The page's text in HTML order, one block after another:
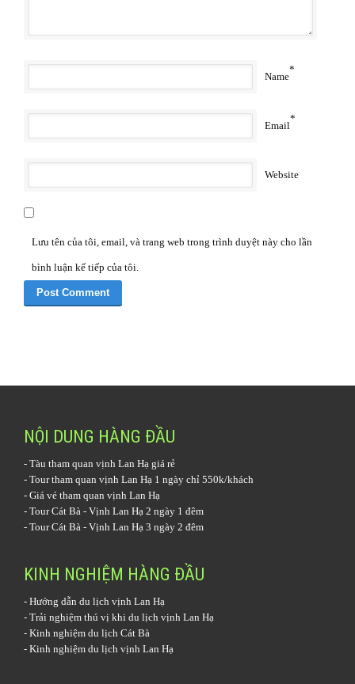
Name
*
Email
*
Website
Lưu tên của tôi, email, và trang web trong trình duyệt này cho lần
bình luận kế tiếp của tôi.
NỘI DUNG HÀNG ĐẦU
- Tàu tham quan vịnh Lan Hạ giá rẻ
- Tour tham quan vịnh Lan Hạ 1 ngày chỉ 550k/khách
- Giá vé tham quan vịnh Lan Hạ
- Tour Cát Bà - Vịnh Lan Hạ 2 ngày 1 đêm
- Tour Cát Bà - Vịnh Lan Hạ 3 ngày 2 đêm
KINH NGHIỆM HÀNG ĐẦU
- Hướng dẫn du lịch vịnh Lan Hạ
- Trải nghiệm thú vị khi du lịch vịnh Lan Hạ
- Kinh nghiệm du lịch Cát Bà
- Kinh nghiệm du lịch vịnh Lan Hạ